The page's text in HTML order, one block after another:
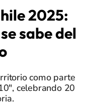
2025:
sabe del
como parte
celebrando 20